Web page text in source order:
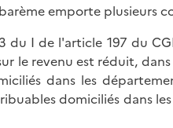
emporte plusieurs
du I de l'article 197 du
le revenu est réduit,
dans les
domiciliés dans